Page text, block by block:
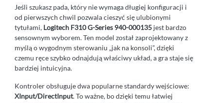
Jeśli szukasz pada, który nie wymaga długiej konfiguracji i
od pierwszych chwil pozwala cieszyć się ulubionymi
tytułami, Logitech F310 G-Series 940-000135 jest bardzo
sensownym wyborem. Ten model został zaprojektowany z
myślą o wygodnym sterowaniu „jak na konsoli”, dzięki
czemu ręce szybko odnajdują właściwy układ, a gra staje się
bardziej intuicyjna.
Kontroler obsługuje dwa popularne standardy wejściowe:
XInput/DirectInput. To ważne, bo dzięki temu łatwiej